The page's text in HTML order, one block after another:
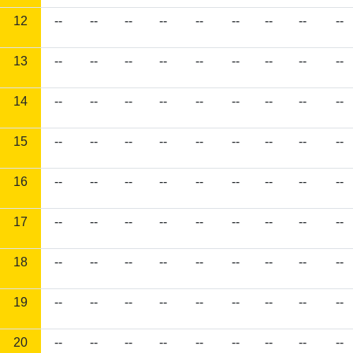
12 -- -- -- -- -- -- -- -- --
13 -- -- -- -- -- -- -- -- --
14 -- -- -- -- -- -- -- -- --
15 -- -- -- -- -- -- -- -- --
16 -- -- -- -- -- -- -- -- --
17 -- -- -- -- -- -- -- -- --
18 -- -- -- -- -- -- -- -- --
19 -- -- -- -- -- -- -- -- --
20 -- -- -- -- -- -- -- -- --